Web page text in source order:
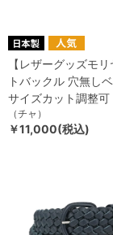
【レザーグッズモ
トバックル 穴無し
サイズカット調整可
（チャ）
￥11,000(税込)